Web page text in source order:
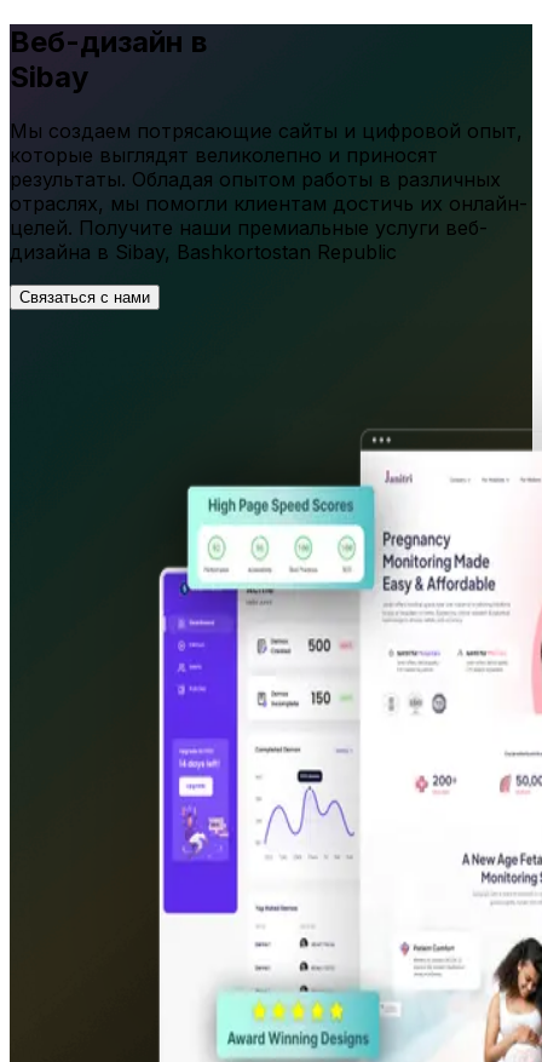
Веб-дизайн в
Sibay
Мы создаем потрясающие сайты и цифровой опыт,
которые выглядят великолепно и приносят
результаты. Обладая опытом работы в различных
отраслях, мы помогли клиентам достичь их онлайн-
целей. Получите наши премиальные услуги веб-
дизайна в Sibay, Bashkortostan Republic
Связаться с нами